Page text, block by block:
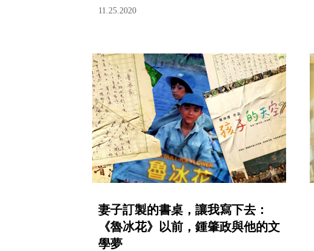
11.25.2020
妻子訂製的書桌，讓我寫下去：
《魯冰花》以前，鍾肇政與他的文
學夢